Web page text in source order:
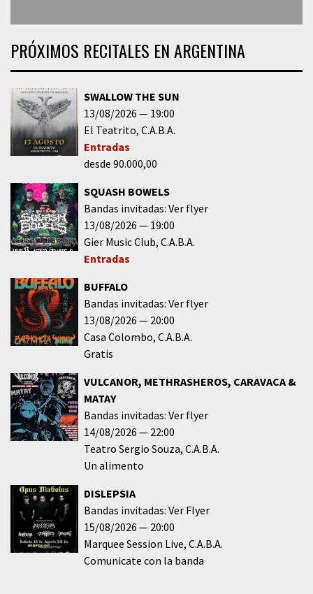
PRÓXIMOS RECITALES EN ARGENTINA
SWALLOW THE SUN
13/08/2026
19:00
El Teatrito C.A.B.A.
Entradas
desde 90.000,00
SQUASH BOWELS
Bandas invitadas: Ver flyer
13/08/2026
19:00
Gier Music Club C.A.B.A.
Entradas
BUFFALO
Bandas invitadas: Ver flyer
13/08/2026
20:00
Casa Colombo C.A.B.A.
Gratis
VULCANOR, METHRASHEROS, CARAVACA &
MATAY
Bandas invitadas: Ver flyer
14/08/2026
22:00
Teatro Sergio Souza C.A.B.A.
Un alimento
DISLEPSIA
Bandas invitadas: Ver Flyer
15/08/2026
20:00
Marquee Session Live C.A.B.A.
Comunicate con la banda